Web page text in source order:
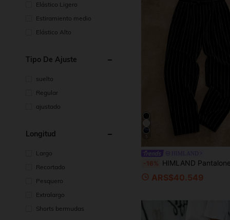
Elástico Ligero
Estiramiento medio
Elástico Alto
Tipo De Ajuste
suelto
Regular
ajustado
Longitud
Largo
Recortado
Pesquero
Extralargo
Shorts bermudas
5
-16% HIMLAND Pantalones largos casuales holgados de pierna
ARS$40.549